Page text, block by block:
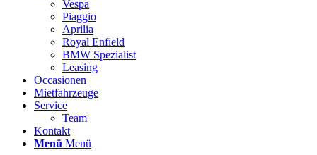
Vespa
Piaggio
Aprilia
Royal Enfield
BMW Spezialist
Leasing
Occasionen
Mietfahrzeuge
Service
Team
Kontakt
Menü Menü